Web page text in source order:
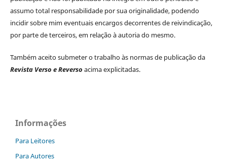
assumo total responsabilidade por sua originalidade, podendo
incidir sobre mim eventuais encargos decorrentes de reivindicação,
por parte de terceiros, em relação à autoria do mesmo.
Também aceito submeter o trabalho às normas de publicação da
Revista Verso e Reverso acima explicitadas.
Informações
Para Leitores
Para Autores